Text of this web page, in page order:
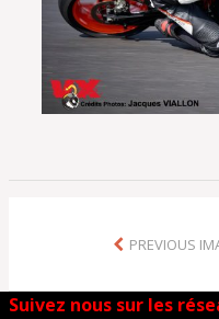
PREVIOUS
Suivez nous sur les